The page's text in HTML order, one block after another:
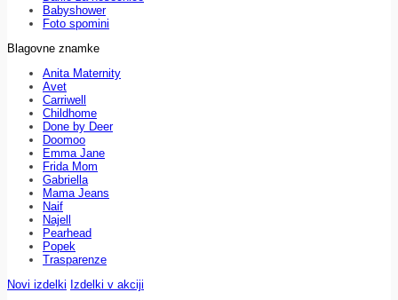
Babyshower
Foto spomini
Blagovne znamke
Anita Maternity
Avet
Carriwell
Childhome
Done by Deer
Doomoo
Emma Jane
Frida Mom
Gabriella
Mama Jeans
Naif
Najell
Pearhead
Popek
Trasparenze
Novi izdelki Izdelki v akciji